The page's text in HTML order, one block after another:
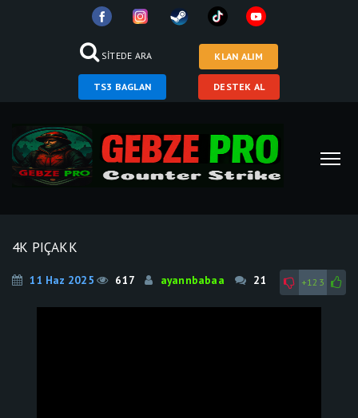
SİTEDE ARA KLAN ALIM
TS3 BAGLAN DESTEK AL
4K PIÇAKK
11 Haz 2025 617 ayannbabaa 21 +123